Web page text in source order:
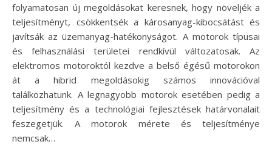
folyamatosan új megoldásokat keresnek, hogy növeljék a
teljesítményt, csökkentsék a károsanyag-kibocsátást és
javítsák az üzemanyag-hatékonyságot. A motorok típusai
és felhasználási területei rendkívül változatosak. Az
elektromos motoroktól kezdve a belső égésű motorokon
át a hibrid megoldásokig számos innovációval
találkozhatunk. A legnagyobb motorok esetében pedig a
teljesítmény és a technológiai fejlesztések határvonalait
feszegetjük. A motorok mérete és teljesítménye
nemcsak…